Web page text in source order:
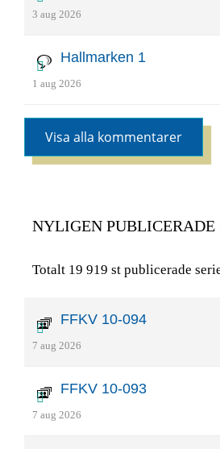
3 aug 2026
Hallmarken 1
1 aug 2026
Visa alla kommentarer
NYLIGEN PUBLICERADE
Totalt 19 919 st publicerade
FFKV 10-094
7 aug 2026
FFKV 10-093
7 aug 2026